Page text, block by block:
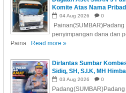
Komite Atas Nama
Muhaimin Beri Klarifikasi
04 Aug 2026 0
penyimpangan dana dan
Paina... Read more »
Dirlantas Sumbar
Sidiq, SH, S.I.K, MH
Disiplin dalam
Perlengkapan
03 Aug 2026 0